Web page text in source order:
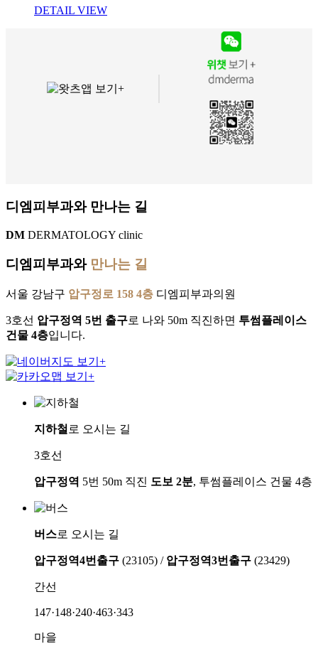
DETAIL VIEW
디엠피부과와 만나는 길
DM DERMATOLOGY clinic
디엠피부과와만나는 길
서울 강남구 압구정로 158 4층 디엠피부과의원
3호선 압구정역 5번 출구로 나와 50m 직진하면 투썸플레이스
건물 4층입니다.
지하철 로 오시는 길
3호선
압구정역 5번 50m 직진 도보 2분, 투썸플레이스 건물 4층
버스로 오시는 길
압구정역4번출구 (23105) / 압구정역3번출구 (23429)
간선
147·148·240·463·343
마을